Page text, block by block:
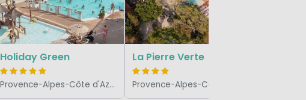
Holiday Green
Provence-Alpes-Côte d'Azur, Frankrijk
La Pierre Verte